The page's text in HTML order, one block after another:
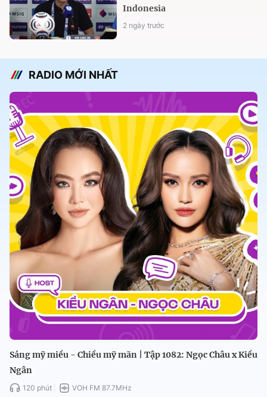
Indonesia
2 ngày trước
RADIO MỚI NHẤT
Sáng mỹ miều - Chiều mỹ mãn | Tập 1082: Ngọc Châu x Kiều
Ngân
120 phút VOH FM 87.7MHz